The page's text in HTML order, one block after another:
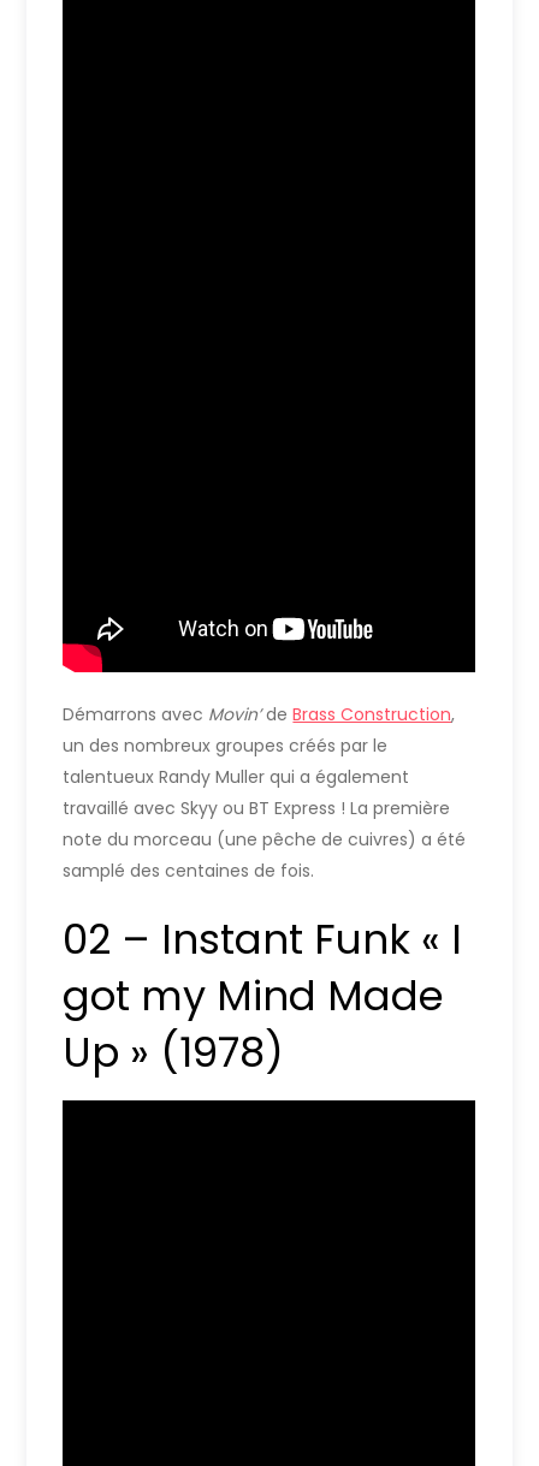
Démarrons avec Movin’deBrass Construction,
un des nombreux groupes créés par le
talentueux Randy Muller qui a également
travaillé avec Skyy ou BT Express ! La première
note du morceau (une pêche de cuivres) a été
samplé des centaines de fois.
02 – Instant Funk « I
got my Mind Made
Up » (1978)